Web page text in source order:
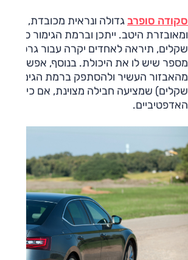
סקודה סופרב גדולה ונראית מכובדת, מציעה
מספר שיש לו את היכולת. בנוסף, אפשר
שקלים) שמציעה חבילה מצוינת, אם כי ללא
האדפטיביים.